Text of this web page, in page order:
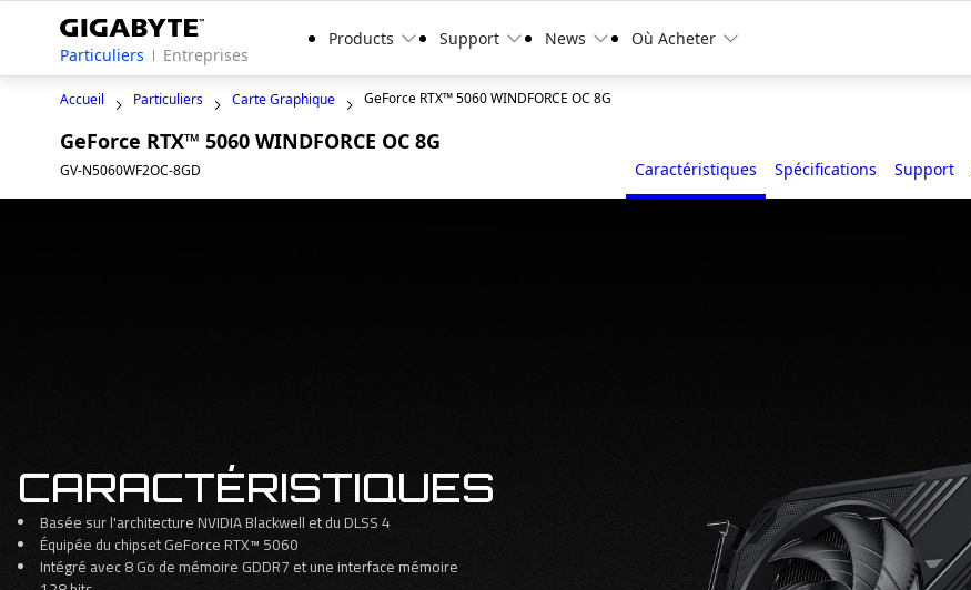
Particuliers Entreprises
Products Support News Où Acheter
Accueil Particuliers Carte Graphique GeForce RTX™ 5060 WINDFORCE OC 8G
GeForce RTX™ 5060 WINDFORCE OC 8G
GV-N5060WF2OC-8GD Caractéristiques Spécifications Support
CARACTÉRISTIQUES
Basée sur l'architecture NVIDIA Blackwell et du DLSS 4
Équipée du chipset GeForce RTX™ 5060
Intégré avec 8 Go de mémoire GDDR7 et une interface mémoire